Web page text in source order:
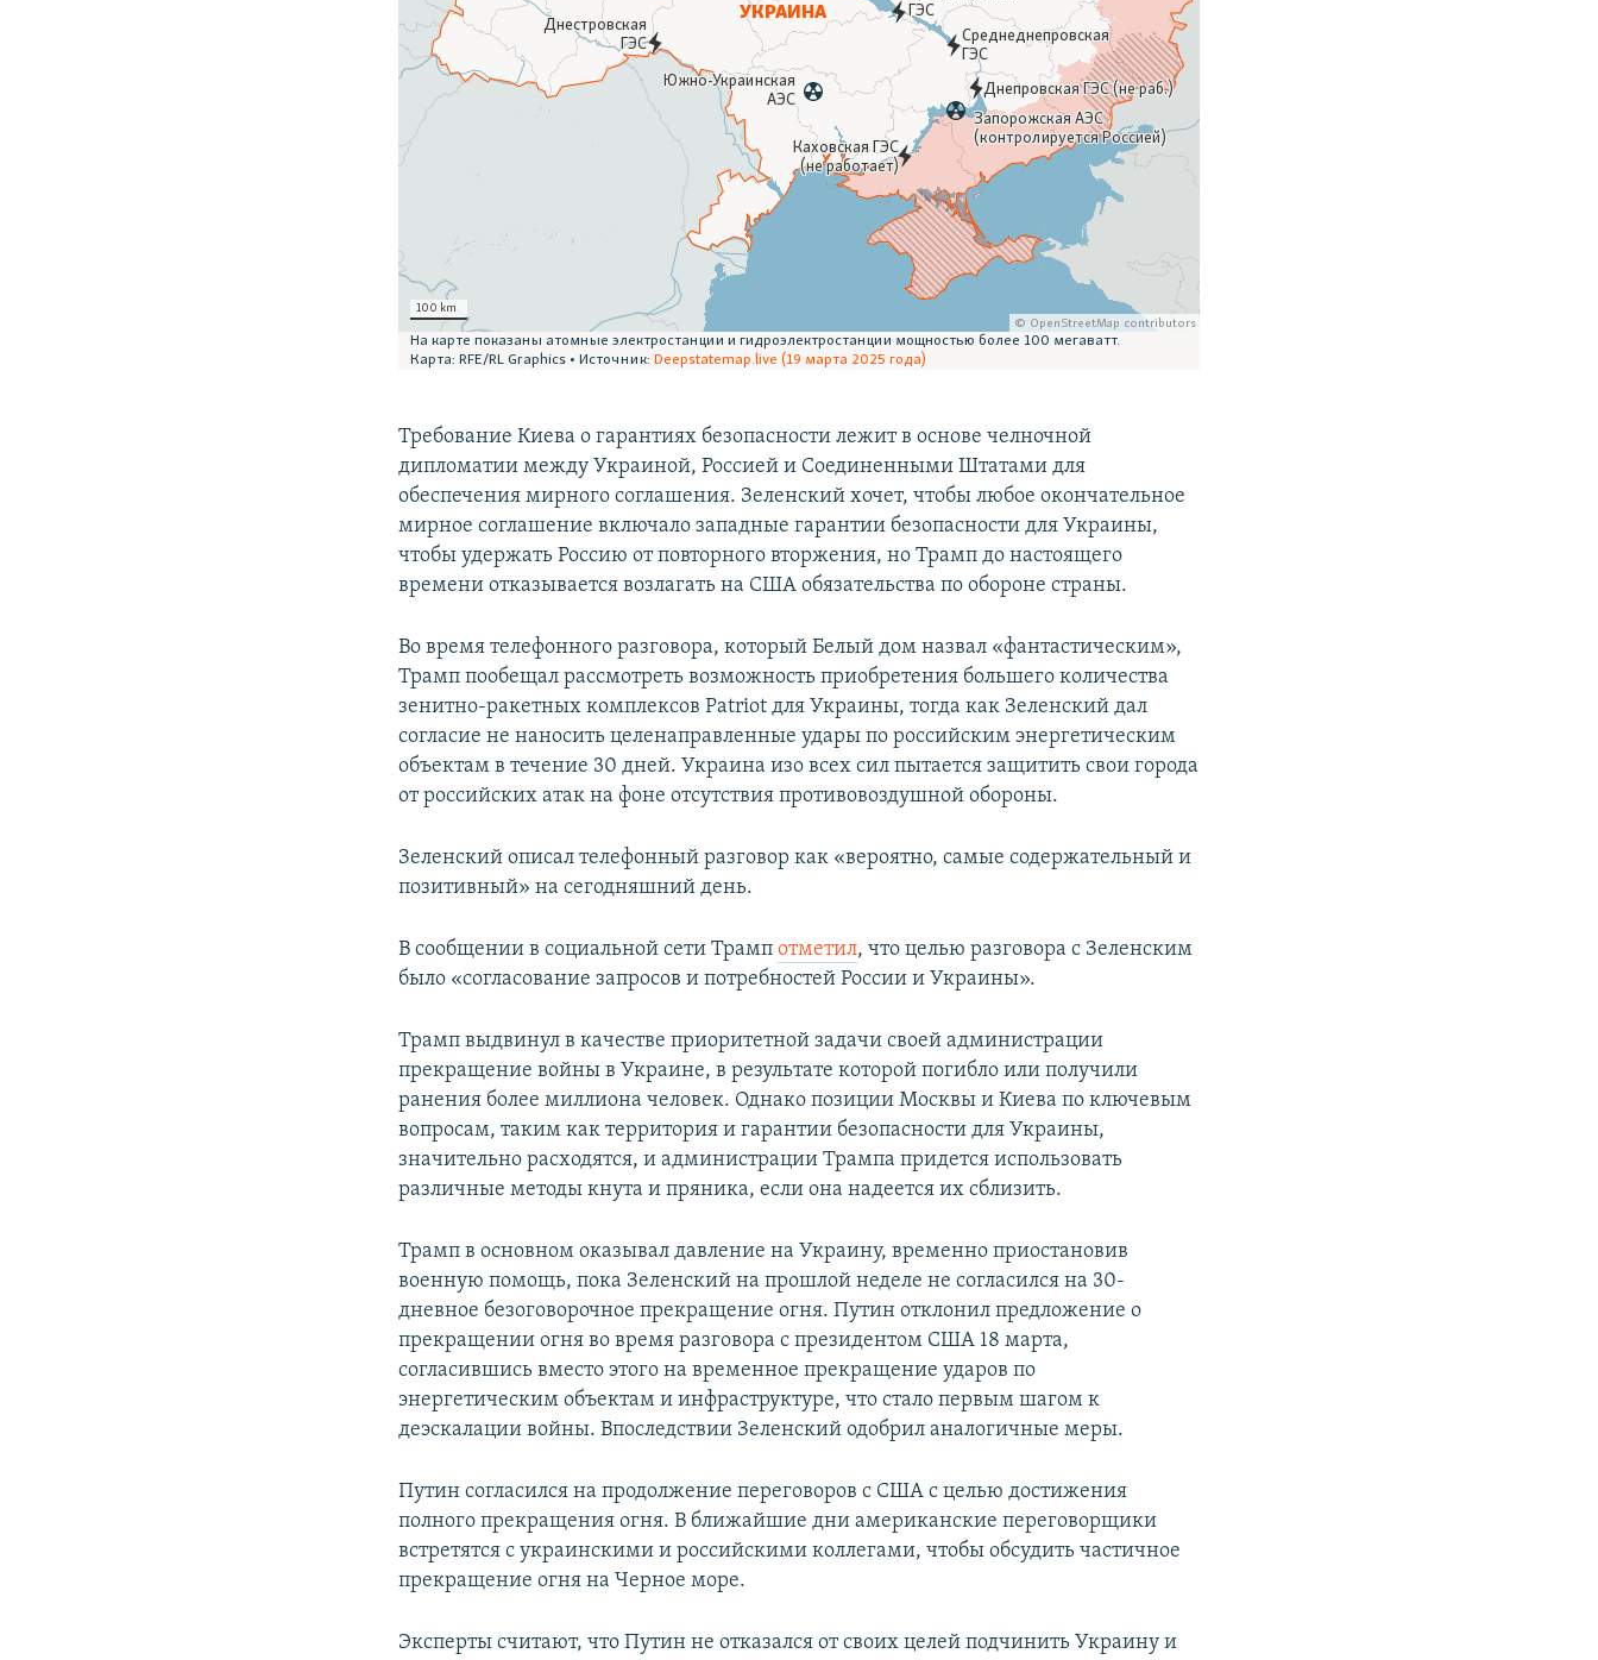
Требование Киева о гарантиях безопасности лежит в основе челночной
дипломатии между Украиной, Россией и Соединенными Штатами для
обеспечения мирного соглашения. Зеленский хочет, чтобы любое окончательное
мирное соглашение включало западные гарантии безопасности для Украины,
чтобы удержать Россию от повторного вторжения, но Трамп до настоящего
времени отказывается возлагать на США обязательства по обороне страны.
Во время телефонного разговора, который Белый дом назвал «фантастическим»,
Трамп пообещал рассмотреть возможность приобретения большего количества
зенитно-ракетных комплексов Patriot для Украины, тогда как Зеленский дал
согласие не наносить целенаправленные удары по российским энергетическим
объектам в течение 30 дней. Украина изо всех сил пытается защитить свои города
от российских атак на фоне отсутствия противовоздушной обороны.
Зеленский описал телефонный разговор как «вероятно, самые содержательный и
позитивный» на сегодняшний день.
В сообщении в социальной сети Трампотметил, что целью разговора с Зеленским
было «согласование запросов и потребностей России и Украины».
Трамп выдвинул в качестве приоритетной задачи своей администрации
прекращение войны в Украине, в результате которой погибло или получили
ранения более миллиона человек. Однако позиции Москвы и Киева по ключевым
вопросам, таким как территория и гарантии безопасности для Украины,
значительно расходятся, и администрации Трампа придется использовать
различные методы кнута и пряника, если она надеется их сблизить.
Трамп в основном оказывал давление на Украину, временно приостановив
военную помощь, пока Зеленский на прошлой неделе не согласился на 30-
дневное безоговорочное прекращение огня. Путин отклонил предложение о
прекращении огня во время разговора с президентом США 18 марта,
согласившись вместо этого на временное прекращение ударов по
энергетическим объектам и инфраструктуре, что стало первым шагом к
деэскалации войны. Впоследствии Зеленский одобрил аналогичные меры.
Путин согласился на продолжение переговоров с США с целью достижения
полного прекращения огня. В ближайшие дни американские переговорщики
встретятся с украинскими и российскими коллегами, чтобы обсудить частичное
прекращение огня на Черное море.
Эксперты считают, что Путин не отказался от своих целей подчинить Украину и